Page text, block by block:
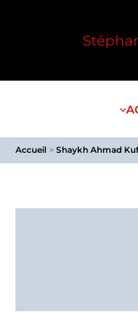
Accueil Shaykh Ahmad